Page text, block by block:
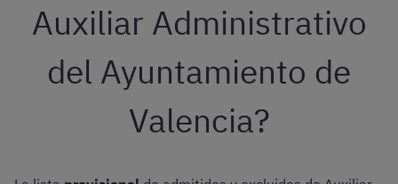
Auxiliar Administrativo
del Ayuntamiento de
Valencia?